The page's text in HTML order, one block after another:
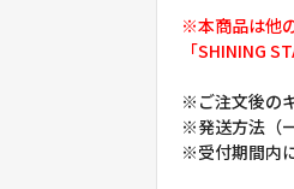
※本商品は他
「SHINING
※ご注文後の
※発送方法（
※受付期間内